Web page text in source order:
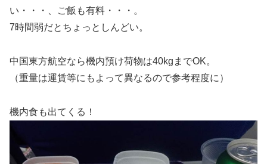
い・・・、ご飯も有料・・・。
7時間弱だとちょっとしんどい。
中国東方航空なら機内預け荷物は40kgまでOK。
（重量は運賃等にもよって異なるので参考程度に）
機内食も出てくる！